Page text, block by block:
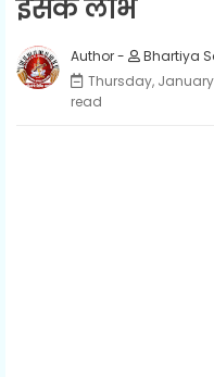
इसके लाभ
Bhartiya
Thursday, January
read